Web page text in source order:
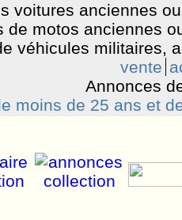
voitures anciennes
de motos anciennes
véhicules militaires,
vente
Annonces
moins de 25 ans et